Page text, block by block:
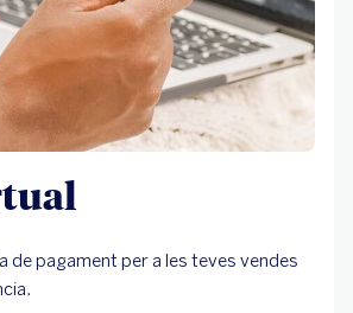
de pagament per a les teves vendes